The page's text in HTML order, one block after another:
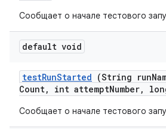
Сообщает о начале тестового
default void
testRunStarted (String run
Count, int attemptNumber,
Сообщает о начале тестового